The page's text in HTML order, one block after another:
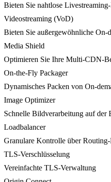
Bieten Sie nahtlose
Videostreaming (VoD)
Bieten Sie außergewöhnliche On-
Media Shield
Optimieren Sie Ihre Multi-CDN-
On-the-Fly Packager
Dynamisches Packen von On-
Image Optimizer
Schnelle Bildverarbeitung auf der
Loadbalancer
Granulare Kontrolle über Routing-
TLS-Verschlüsselung
Vereinfachte TLS-Verwaltung